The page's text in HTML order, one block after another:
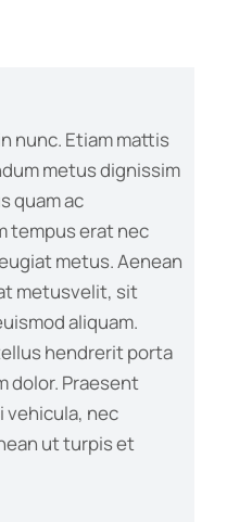
nunc. Etiam mattis
metus dignissim
quam ac
tempus erat nec
metus. Aenean
metusvelit, sit
aliquam.
hendrerit porta
dolor. Praesent
vehicula, nec
ut turpis et